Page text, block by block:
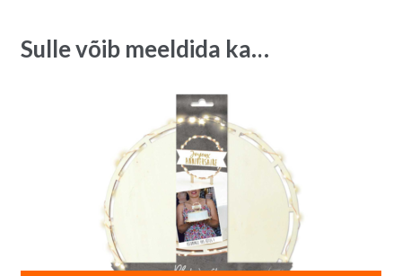
Sulle võib meeldida ka…